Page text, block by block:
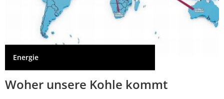
Energie
Woher unsere Kohle kommt